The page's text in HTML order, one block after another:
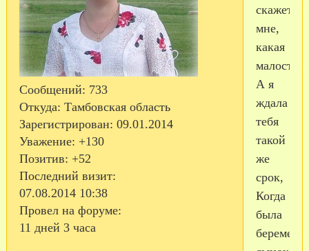
Сообщений: 733
Откуда: Тамбовская область
Зарегистрирован: 09.01.2014
Уважение: +130
Позитив: +52
Последний визит:
07.08.2014 10:38
Провел на форуме:
11 дней 3 часа
скажет
мне,
какая
малость!
А я
ждала
тебя
такой
же
срок,
Когда
была